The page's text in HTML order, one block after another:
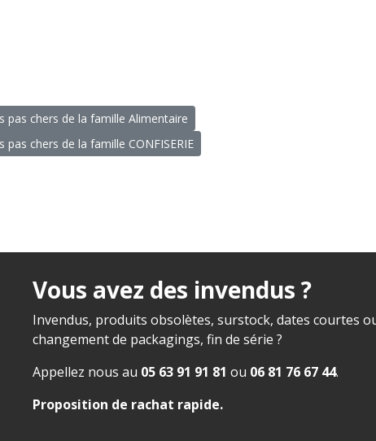
pas chers de la famille Alimentaire
chers de la famille CONFISERIE
Vous avez des invendus ?
Invendus, produits obsolètes, surstock, dates courtes
changement de packagings, fin de série ?
Appellez nous au 05 63 91 91 81 ou 06 81 76 67 44.
Proposition de rachat rapide.